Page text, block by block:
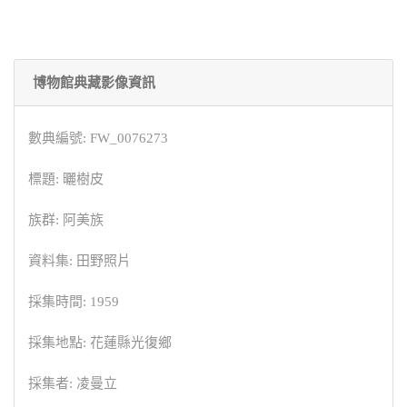
博物館典藏影像資訊
數典編號: FW_0076273
標題: 曬樹皮
族群: 阿美族
資料集: 田野照片
採集時間: 1959
採集地點: 花蓮縣光復鄉
採集者: 凌曼立